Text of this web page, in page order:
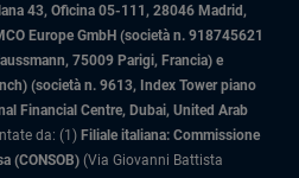
43, Oficina 05-111, 28046 Madrid,
Europe GmbH (società n. 918745621
75009 Parigi, Francia) e
(società n. 9613, Index Tower piano
Financial Centre, Dubai, United Arab
da: (1) Filiale italiana: Commissione
(CONSOB) (Via Giovanni Battista